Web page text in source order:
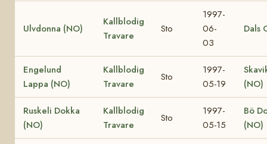
Ulvdonna (NO)
Kallblodig
Travare
Sto
1997-
06-
03
Dals
Engelund
Lappa (NO)
Kallblodig
Travare
Sto
1997-
05-19
(NO)
Ruskeli Dokka
(NO)
Kallblodig
Travare
Sto
1997-
05-15
Bö
(NO)